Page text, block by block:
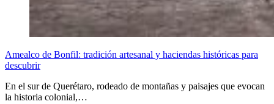
Amealco de Bonfil: tradición artesanal y haciendas históricas para
descubrir
En el sur de Querétaro, rodeado de montañas y paisajes que evocan
la historia colonial,…